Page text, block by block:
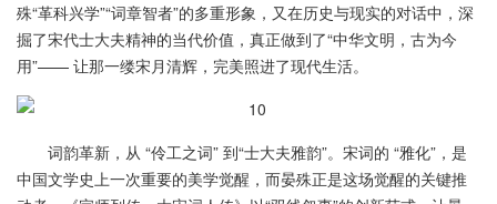
殊“革科兴学”“词章智者”的多重形象，又在历史与现实的对话中，深
掘了宋代士大夫精神的当代价值，真正做到了“中华文明，古为今
用”—— 让那一缕宋月清辉，完美照进了现代生活。
词韵革新，从 “伶工之词” 到“士大夫雅韵”。宋词的 “雅化”，是
中国文学史上一次重要的美学觉醒，而晏殊正是这场觉醒的关键推